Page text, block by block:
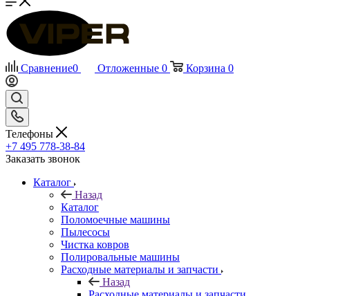
Сравнение0 Отложенные 0 Корзина 0
Телефоны
+7 495 778-38-84
Заказать звонок
Каталог
Назад
Каталог
Поломоечные машины
Пылесосы
Чистка ковров
Полировальные машины
Расходные материалы и запчасти
Назад